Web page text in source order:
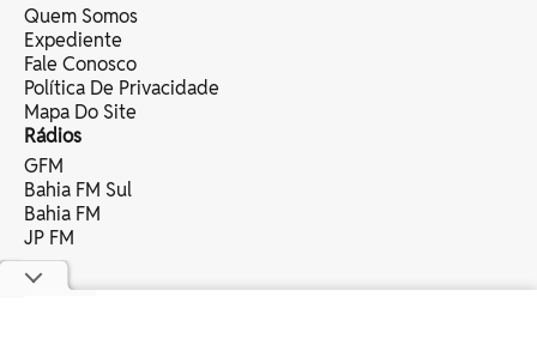
Quem Somos
Expediente
Fale Conosco
Política De Privacidade
Mapa Do Site
Rádios
GFM
Bahia FM Sul
Bahia FM
JP FM